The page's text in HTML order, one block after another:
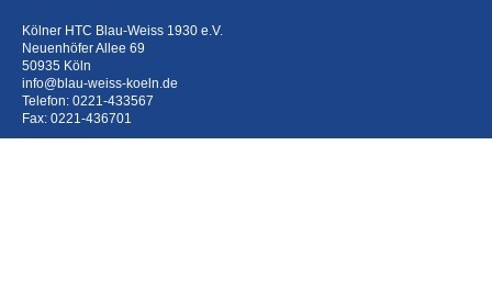
Kölner HTC Blau-Weiss 1930 e.V.
Neuenhöfer Allee 69
50935 Köln
info@blau-weiss-koeln.de
Telefon: 0221-433567
Fax: 0221-436701